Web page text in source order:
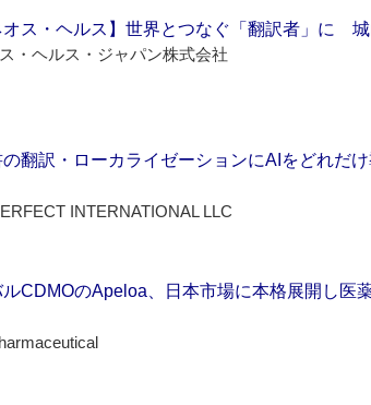
オス・ヘルス】世界とつなぐ「翻訳者」に 城
・ヘルス・ジャパン株式会社
翻訳・ローカライゼーションにAIをどれだ
INTERNATIONAL LLC
CDMOのApeloa、日本市場に本格展開し医